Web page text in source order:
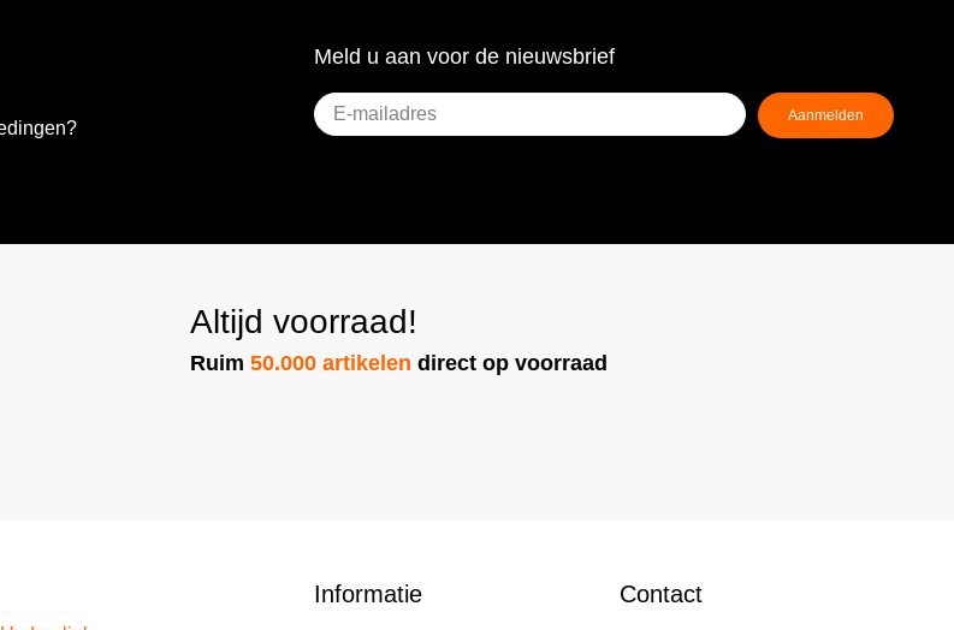
Meld u aan voor de nieuwsbrief
E-
mailadres(Vereist)
Aanmelden
Altijd voorraad!
Ruim50.000 artikelen direct op voorraad
Informatie Contact